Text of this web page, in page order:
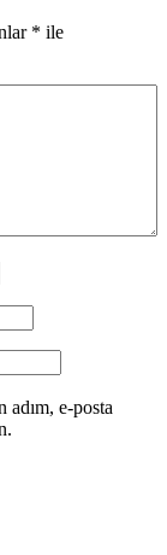
* ile
adım, e-posta